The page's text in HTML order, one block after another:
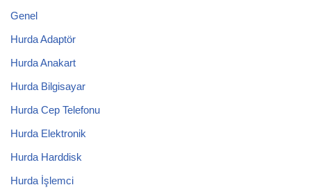
Genel
Hurda Adaptör
Hurda Anakart
Hurda Bilgisayar
Hurda Cep Telefonu
Hurda Elektronik
Hurda Harddisk
Hurda İşlemci